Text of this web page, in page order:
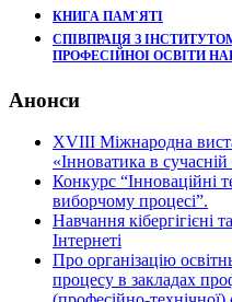
КНИГА ПАМ`ЯТІ
СПІВПРАЦЯ З
ПРОФЕСІЙНОІ ОСВІТИ
Анонси
XVIII Міжнародна
«Інноватика в сучасній
Конкурс “Інноваційні
виборчому процесі”.
Навчання кібергігієні
Інтернеті
Про організацію
процесу в закладах